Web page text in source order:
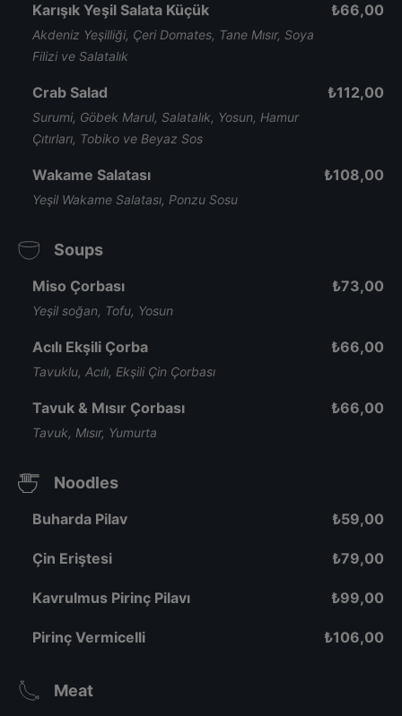
Karışık Yeşil Salata Küçük
Akdeniz Yeşilliği, Çeri Domates, Tane Mısır, Soya
Filizi ve Salatalık
₺66,00
Crab Salad
Surumi, Göbek Marul, Salatalık, Yosun, Hamur
Çıtırları, Tobiko ve Beyaz Sos
₺112,00
Wakame Salatası
Yeşil Wakame Salatası, Ponzu Sosu
₺108,00
Soups
Miso Çorbası
Yeşil soğan, Tofu, Yosun
₺73,00
Acılı Ekşili Çorba
Tavuklu, Acılı, Ekşili Çin Çorbası
₺66,00
Tavuk & Mısır Çorbası
Tavuk, Mısır, Yumurta
₺66,00
Noodles
Buharda Pilav ₺59,00
Çin Eriştesi ₺79,00
Kavrulmus Pirinç Pilavı ₺99,00
Pirinç Vermicelli ₺106,00
Meat